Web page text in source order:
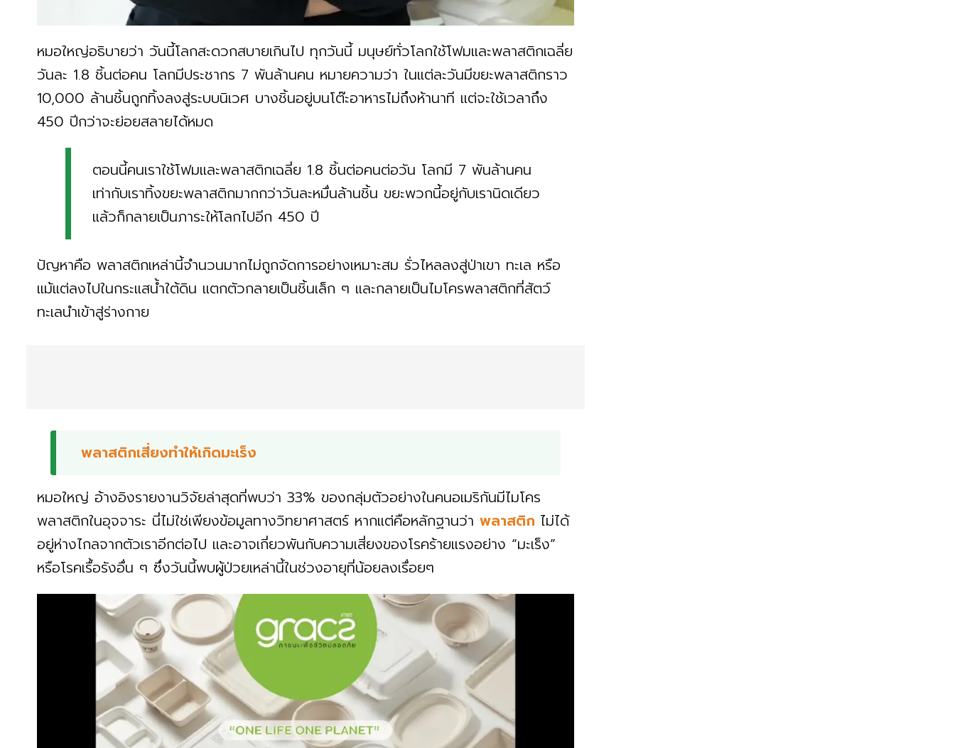
หมอใหญ่อธิบายว่า วันนี้โลกสะดวกสบายเกินไป ทุกวันนี้ มนุษย์ทั่วโลกใช้โฟมและพลาสติกเฉลี่ย
วันละ 1.8 ชิ้นต่อคน โลกมีประชากร 7 พันล้านคน หมายความว่า ในแต่ละวันมีขยะพลาสติกราว
10,000 ล้านชิ้นถูกทิ้งลงสู่ระบบนิเวศ บางชิ้นอยู่บนโต๊ะอาหารไม่ถึงห้านาที แต่จะใช้เวลาถึง
450 ปีกว่าจะย่อยสลายได้หมด
ตอนนี้คนเราใช้โฟมและพลาสติกเฉลี่ย 1.8 ชิ้นต่อคนต่อวัน โลกมี 7 พันล้านคน
เท่ากับเราทิ้งขยะพลาสติกมากกว่าวันละหมื่นล้านชิ้น ขยะพวกนี้อยู่กับเรานิดเดียว
แล้วก็กลายเป็นภาระให้โลกไปอีก 450 ปี
ปัญหาคือ พลาสติกเหล่านี้จำนวนมากไม่ถูกจัดการอย่างเหมาะสม รั่วไหลลงสู่ป่าเขา ทะเล หรือ
แม้แต่ลงไปในกระแสน้ำใต้ดิน แตกตัวกลายเป็นชิ้นเล็ก ๆ และกลายเป็นไมโครพลาสติกที่สัตว์
ทะเลนำเข้าสู่ร่างกาย
พลาสติกเสี่ยงทำให้เกิดมะเร็ง
หมอใหญ่ อ้างอิงรายงานวิจัยล่าสุดที่พบว่า 33% ของกลุ่มตัวอย่างในคนอเมริกันมีไมโคร
พลาสติกในอุจจาระ นี่ไม่ใช่เพียงข้อมูลทางวิทยาศาสตร์ หากแต่คือหลักฐานว่า พลาสติก ไม่ได้
อยู่ห่างไกลจากตัวเราอีกต่อไป และอาจเกี่ยวพันกับความเสี่ยงของโรคร้ายแรงอย่าง “มะเร็ง”
หรือโรคเรื้อรังอื่น ๆ ซึ่งวันนี้พบผู้ป่วยเหล่านี้ในช่วงอายุที่น้อยลงเรื่อยๆ